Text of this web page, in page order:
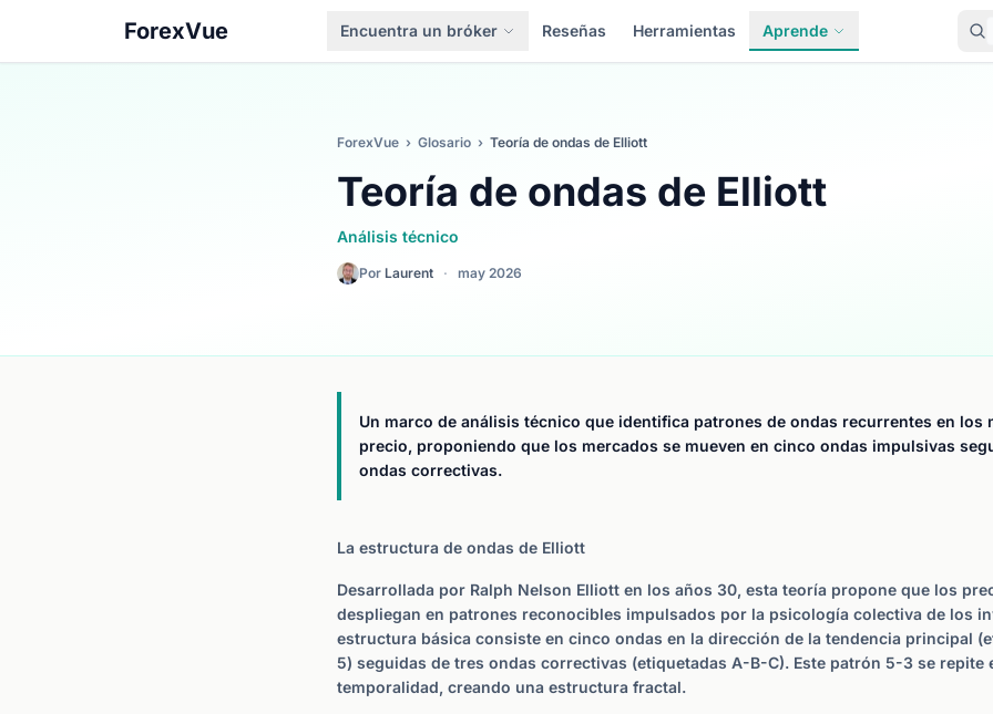
ForexVue Encuentra un bróker Reseñas Herramientas Aprende
ForexVue › Glosario › Teoría de ondas de Elliott
Teoría de ondas de Elliott
Análisis técnico
Por Laurent · may 2026
Un marco de análisis técnico que identifica patrones de ondas recurrentes en los
precio, proponiendo que los mercados se mueven en cinco ondas impulsivas
ondas correctivas.
La estructura de ondas de Elliott
Desarrollada por Ralph Nelson Elliott en los años 30, esta teoría propone que los
despliegan en patrones reconocibles impulsados por la psicología colectiva de los
estructura básica consiste en cinco ondas en la dirección de la tendencia principal
5) seguidas de tres ondas correctivas (etiquetadas A-B-C). Este patrón 5-3 se repite
temporalidad, creando una estructura fractal.